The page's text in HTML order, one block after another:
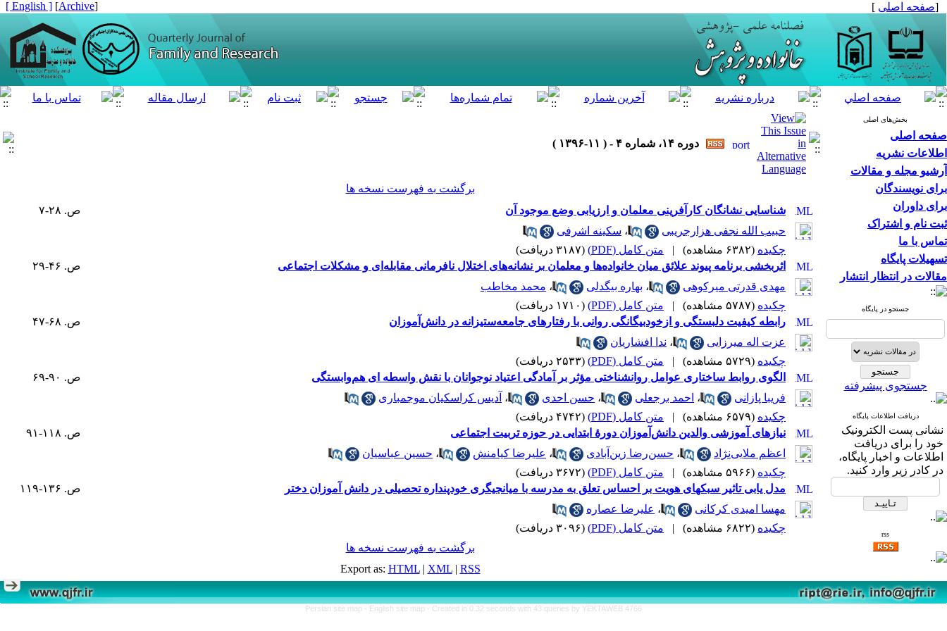
[صفحه اصلی ]
[
Archive
]
[ English ]
بخش‌های اصلی
صفحه اصلی
اطلاعات نشریه
آرشیو مجله و مقالات
برای نویسندگان
برای داوران
ثبت نام و اشتراک
تماس با ما
تسهیلات پایگاه
مقالات در انتظار انتشار
جستجو در پایگاه
جستجوی پیشرفته
دریافت اطلاعات پایگاه
نشانی پست الکترونیک
خود را برای دریافت
اطلاعات و اخبار پایگاه،
در کادر زیر وارد کنید.
rss
دوره ۱۴، شماره ۴ - ( ۱۱-۱۳۹۶ )
برگشت به فهرست نسخه ها
شناسایی نشانگان کارآفرینی معلمان و ارزیابی وضع موجود آن
ص. ۲۸-۷
حبیب الله نجفی هزارجریبی
، سکینه اشرفی
چکیده (۶۳۸۲ مشاهده) | متن کامل (PDF)
(۳۱۸۷ دریافت)
اثربخشی برنامه پیوند علائق میان خانواده‌ها و معلمان بر نشانه‌های اختلال نافرمانی مقابله‌ای و مشکلات اجتماعی
ص. ۴۶-۲۹
مهد‌ی قدر‌تی میرکوهی
، بهاره بیگدلی ، محمد مخاطب
چکیده (۵۷۸۷ مشاهده) | متن کامل (PDF)
(۱۷۱۰ دریافت)
رابطه کیفیت دلبستگی و ازخودبیگانگی روانی با رفتارهای جامعه‌ستیزانه در دانش‌آموزان
ص. ۶۸-۴۷
عزت اله میرزایی
، ندا افشاریان
چکیده (۵۷۲۹ مشاهده) | متن کامل (PDF)
(۲۵۳۳ دریافت)
الگوی روابط ساختاری عوامل روانشناختی مؤثر بر آمادگی اعتیاد نوجوانان با نقش واسطه ای هم‌وابستگی
ص. ۹۰-۶۹
فریبا پازانی
، احمد برجعلی ، حسن احدی ، آدیس کراسکیان موجمباری
چکیده (۶۵۷۹ مشاهده) | متن کامل (PDF)
(۴۷۴۲ دریافت)
نیازهای آموزشی والدین دانش‌آموزان دورۀ ابتدایی در حوزه تربیت اجتماعی
ص. ۱۱۸-۹۱
اعظم ملایی‌نژاد
، حسن‌رضا زین‌آبادی ، علیرضا کیامنش ، حسین عباسیان
چکیده (۵۹۶۶ مشاهده) | متن کامل (PDF)
(۳۶۷۲ دریافت)
مدل یابی تاثیر سبکهای هویت بر احساس تعلق به مدرسه با میانجیگری خودپنداره تحصیلی در دانش آموزان دختر
ص. ۱۳۶-۱۱۹
مهسا امیدی کرکانی
، علیرضا عصاره
چکیده (۶۸۲۲ مشاهده) | متن کامل (PDF)
(۳۰۹۶ دریافت)
برگشت به فهرست نسخه ها
Export as: HTML| XML| RSS
Persian site map - English site map - Created in 0.32 seconds with 43 queries by YEKTAWEB 4766